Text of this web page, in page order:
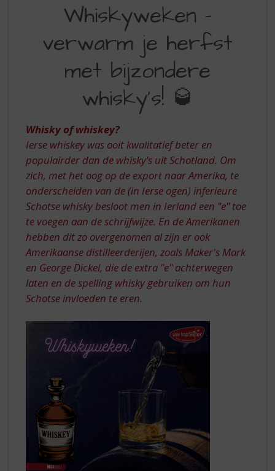
WHISKYWEKEN
HERFST
BIJZONDERE
WHISKY’S
Whiskyweken –
verwarm je herfst
met bijzondere
whisky’s! 🥃
Whisky of whiskey?
Ierse whiskey was ooit kwalitatief beter en
populairder dan de whisky’s uit Schotland. Om
zich, met het oog op de export naar Amerika, te
onderscheiden van de (in Ierse ogen) inferieure
Schotse whisky besloot men in Ierland een "e" toe
te voegen aan de schrijfwijze. En de Amerikanen
hebben dit zo overgenomen al zijn er ook
Amerikaanse distilleerderijen, zoals Maker's Mark
en George Dickel, die de extra "e" achterwegen
laten en de spelling whisky gebruiken om hun
Schotse invloeden te eren.